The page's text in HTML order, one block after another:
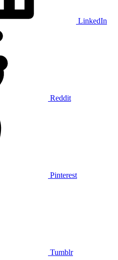
LinkedIn
Reddit
Pinterest
Tumblr